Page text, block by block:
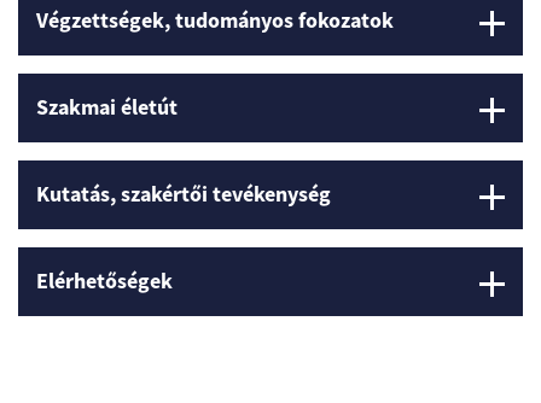
Végzettségek, tudományos fokozatok
Szakmai életút
Kutatás, szakértői tevékenység
Elérhetőségek